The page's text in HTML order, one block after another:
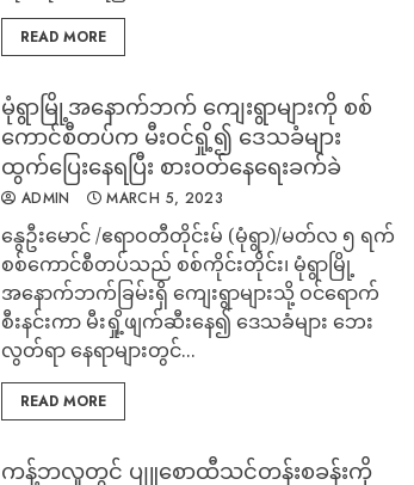
READ MORE
မုံရွာမြို့အနောက်ဘက် ကျေးရွာများကို စစ်
ကောင်စီတပ်က မီးဝင်ရှို့၍ ဒေသခံများ
ထွက်ပြေးနေရပြီး စားဝတ်နေရေးခက်ခဲ
ADMIN MARCH 5, 2023
နွေဦးမောင် /ဧရာဝတီတိုင်းမ် (မုံရွာ)/မတ်လ ၅ ရက်
စစ်ကောင်စီတပ်သည် စစ်ကိုင်းတိုင်း၊ မုံရွာမြို့
အနောက်ဘက်ခြမ်းရှိ ကျေးရွာများသို့ ဝင်ရောက်
စီးနင်းကာ မီးရှို့ဖျက်ဆီးနေ၍ ဒေသခံများ ဘေး
လွတ်ရာ နေရာများတွင်...
READ MORE
ကန့်ဘလူတွင် ပျူစောထီသင်တန်းစခန်းကို